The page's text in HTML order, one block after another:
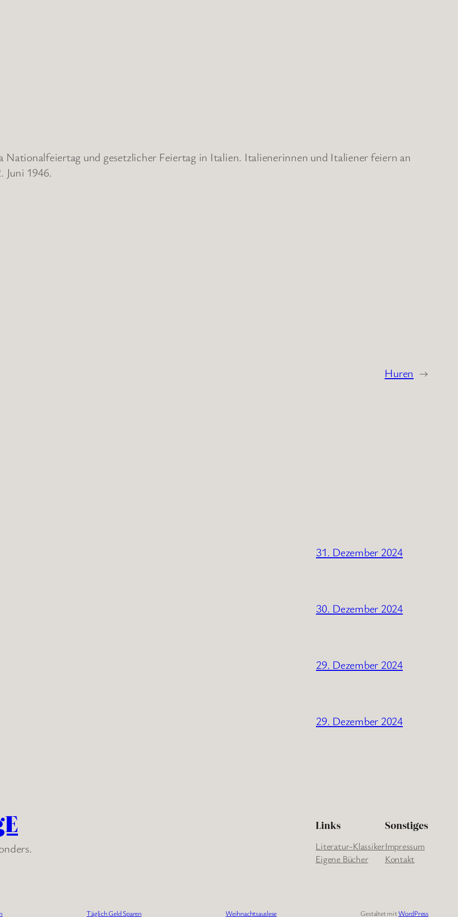
Nationalfeiertag und gesetzlicher Feiertag in Italien. Italienerinnen und Italiener feiern an
Juni 1946.
Huren →
31. Dezember 2024
30. Dezember 2024
29. Dezember 2024
29. Dezember 2024
Links
Literatur-Klassiker
Eigene Bücher
Sonstiges
Impressum
Kontakt
Täglich Geld Sparen Weihnachtsauslese Gestaltet mitWordPress